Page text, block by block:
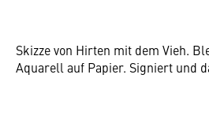
Skizze von Hirten mit dem Vieh.
Aquarell auf Papier. Signiert und